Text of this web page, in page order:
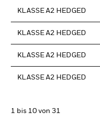
KLASSE A2 HEDGED
KLASSE A2 HEDGED
KLASSE A2 HEDGED
KLASSE A2 HEDGED
1 bis 10 von 31